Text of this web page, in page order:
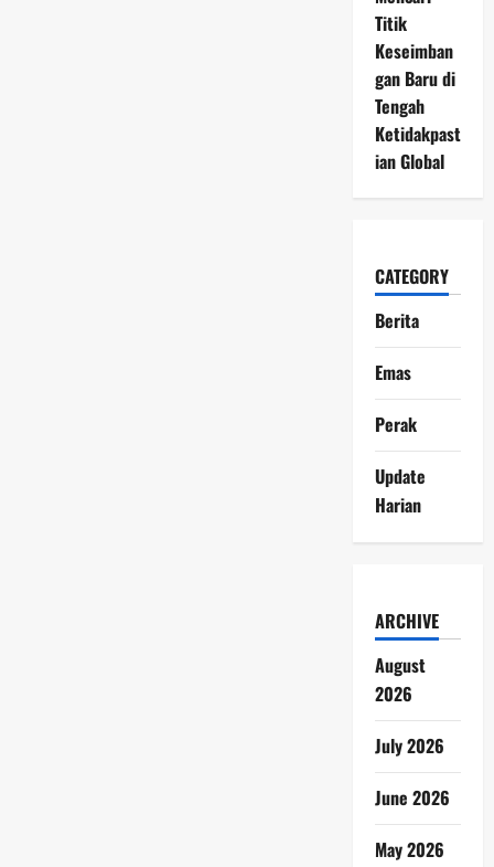
Titik
Keseimban
gan Baru di
Tengah
Ketidakpast
ian Global
CATEGORY
Berita
Emas
Perak
Update
Harian
ARCHIVE
August
2026
July 2026
June 2026
May 2026